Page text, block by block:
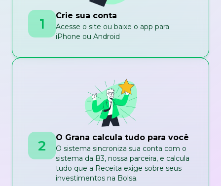
1 Crie sua conta
Acesse o site ou baixe o app para
iPhone ou Android
2 O Grana calcula tudo para você
O sistema sincroniza sua conta com o
sistema da B3, nossa parceira, e calcula
tudo que a Receita exige sobre seus
investimentos na Bolsa.